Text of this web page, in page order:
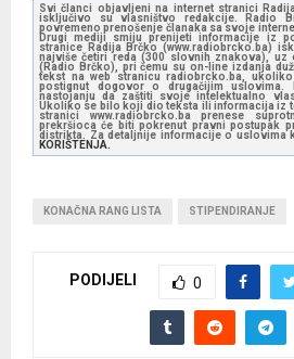
Svi članci objavljeni na internet stranici
isključivo su vlasništvo redakcije. Radio
povremeno prenošenje članaka sa svoje
Drugi mediji smiju prenijeti informacije iz
stranice Radija Brčko (www.radiobrcko.ba)
najviše četiri reda (300 slovnih znakova), uz
(Radio Brčko), pri čemu su on-line izdanja
tekst na web stranicu radiobrcko.ba,
postignut dogovor o drugačijim
nastojanju da zaštiti svoje intelektualno
Ukoliko se bilo koji dio teksta ili informacija iz
stranici www.radiobrcko.ba prenese
prekršioca će biti pokrenut pravni postupak
distrikta. Za detaljnije informacije o uslovima
KORIŠTENJA.
KONAČNA RANG LISTA STIPENDIRANJE
PODIJELI 0